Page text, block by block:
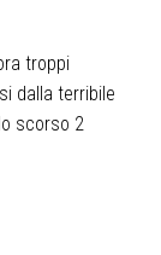
troppi
dalla terribile
scorso 2